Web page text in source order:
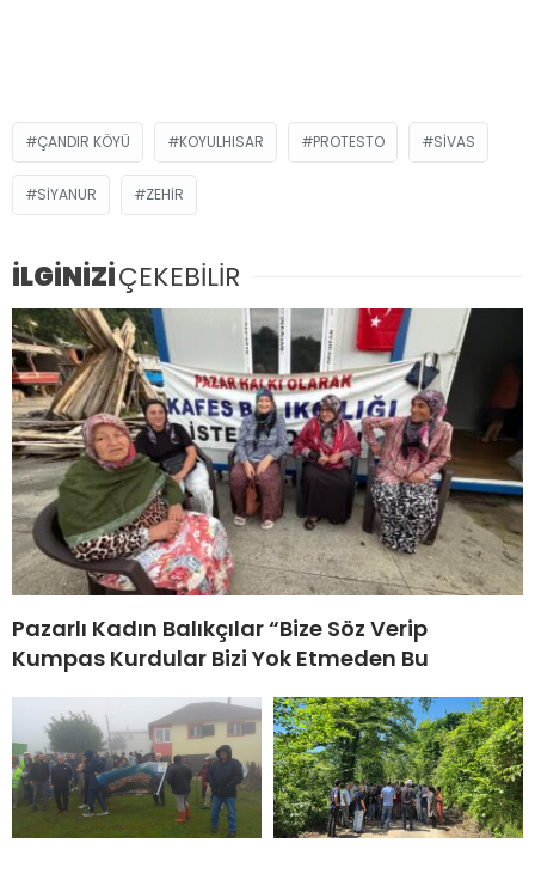
ÇANDIR KÖYÜ KOYULHISAR PROTESTO SIVAS
SIYANUR ZEHIR
İLGİNİZİÇEKEBİLİR
Pazarlı Kadın Balıkçılar “Bize Söz Verip
Kumpas Kurdular Bizi Yok Etmeden Bu